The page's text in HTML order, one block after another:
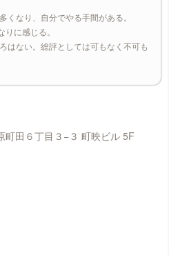
くなり、自分でやる手間がある。
に感じる。
はない。総評としては可もなく不可も
町田６丁目３−３ 町映ビル 5F